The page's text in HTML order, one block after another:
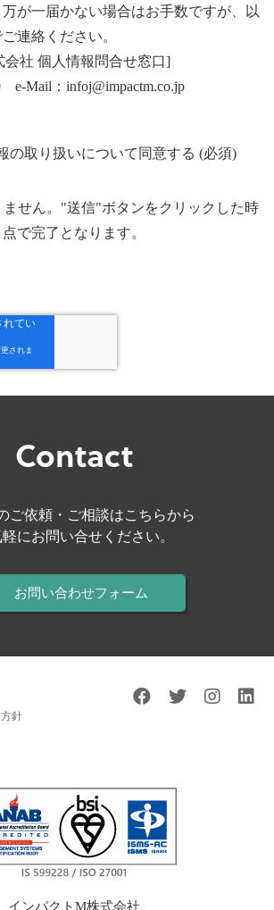
が一届かない場合はお手数ですが、以
連絡ください。
会社 個人情報問合せ窓口]
e-Mail：infoj@impactm.co.jp
の取り扱いについて同意する (必須)
せん。"送信"ボタンをクリックした時
点で完了となります。
Contact
ご依頼・ご相談はこちらから
にお問い合せください。
お問い合わせフォーム
針
インパクトM株式会社